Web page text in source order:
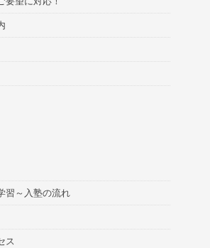
習～入塾の流れ
ス